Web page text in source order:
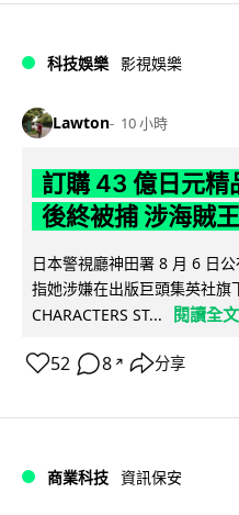
科技娛樂 影視娛樂
Lawton 10 小時
訂購 43 億日元精
後終被捕 涉海賊
日本警視廳神田署 8 月 6 日
指她涉嫌在出版巨頭集英社旗
CHARACTERS ST...
閱讀全文
52 8 ↗ 分享
商業科技 資訊保安